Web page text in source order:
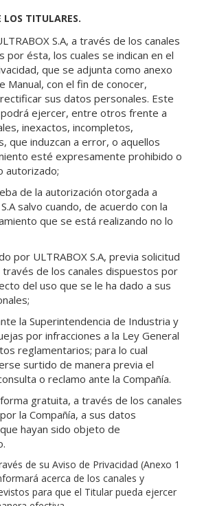
LOS TITULARES.
S.A, a través de los canales
por ésta, los cuales se indican en el
que se adjunta como anexo
Manual, con el fin de conocer,
sus datos personales. Este
ejercer, entre otros frente a
inexactos, incompletos,
que induzcan a error, o aquellos
esté expresamente prohibido o
autorizado;
de la autorización otorgada a
salvo cuando, de acuerdo con la
que se está realizando no lo
por ULTRABOX S.A, previa solicitud
través de los canales dispuestos por
del uso que se le ha dado a sus
la Superintendencia de Industria y
por infracciones a la Ley General
reglamentarios; para lo cual
surtido de manera previa el
o reclamo ante la Compañía.
gratuita, a través de los canales
la Compañía, a sus datos
hayan sido objeto de
de su Aviso de Privacidad (Anexo 1
acerca de los canales y
para que el Titular pueda ejercer